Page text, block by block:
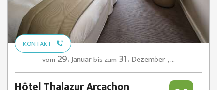
KONTAKT
vom 29.Januarbis zum 31. Dezember,...